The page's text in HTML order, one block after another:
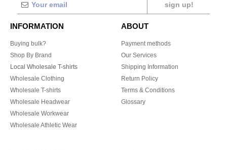
sign up!
INFORMATION
Buying bulk?
Shop By Brand
Local Wholesale T-shirts
Wholesale Clothing
Wholesale T-shirts
Wholesale Headwear
Wholesale Workwear
Wholesale Athletic Wear
ABOUT
Payment methods
Our Services
Shipping Information
Return Policy
Terms & Conditions
Glossary